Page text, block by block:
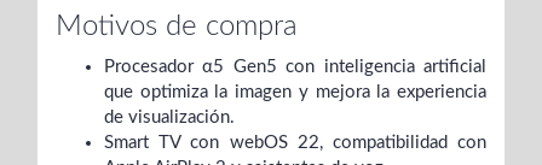
Motivos de compra
Procesador α5 Gen5 con inteligencia artificial
que optimiza la imagen y mejora la experiencia
de visualización.
Smart TV con webOS 22, compatibilidad con